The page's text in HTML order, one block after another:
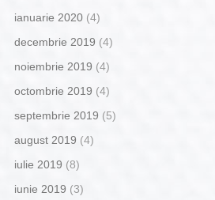
ianuarie 2020(4)
decembrie 2019 (4)
noiembrie 2019 (4)
octombrie 2019 (4)
septembrie 2019 (5)
august 2019 (4)
iulie 2019 (8)
iunie 2019 (3)